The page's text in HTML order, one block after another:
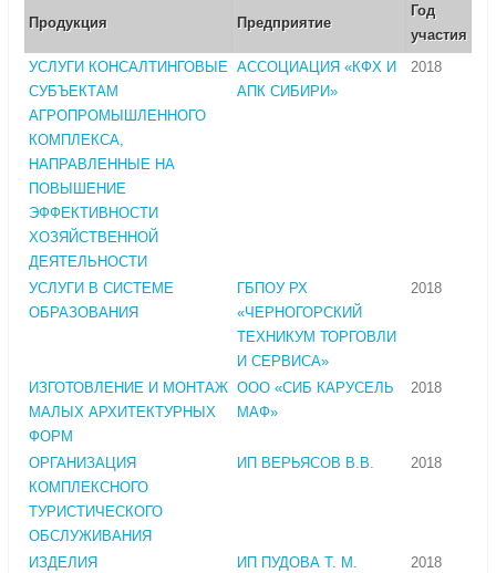
Продукция Предприятие
Год
участия
УСЛУГИ КОНСАЛТИНГОВЫЕ
СУБЪЕКТАМ
АГРОПРОМЫШЛЕННОГО
КОМПЛЕКСА,
НАПРАВЛЕННЫЕ НА
ПОВЫШЕНИЕ
ЭФФЕКТИВНОСТИ
ХОЗЯЙСТВЕННОЙ
ДЕЯТЕЛЬНОСТИ
АССОЦИАЦИЯ «КФХ И
АПК СИБИРИ»
2018
УСЛУГИ В СИСТЕМЕ
ОБРАЗОВАНИЯ
ГБПОУ РХ
«ЧЕРНОГОРСКИЙ
ТЕХНИКУМ ТОРГОВЛИ
И СЕРВИСА»
2018
ИЗГОТОВЛЕНИЕ И МОНТАЖ
МАЛЫХ АРХИТЕКТУРНЫХ
ФОРМ
ООО «СИБ КАРУСЕЛЬ
МАФ»
2018
ОРГАНИЗАЦИЯ
КОМПЛЕКСНОГО
ТУРИСТИЧЕСКОГО
ОБСЛУЖИВАНИЯ
ИП ВЕРЬЯСОВ В.В. 2018
ИЗДЕЛИЯ
ИП ПУДОВА Т. М. 2018